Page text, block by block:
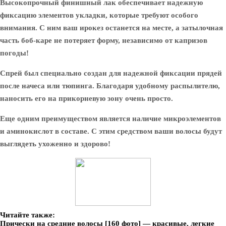
Высокопрочный финишный лак обеспечивает надежную
фиксацию элементов укладки, которые требуют особого
внимания. С ним ваш ирокез останется на месте, а затылочная
часть боб-каре не потеряет форму, независимо от капризов
погоды!
Спрей был специально создан для надежной фиксации прядей
после начеса или тюпинга. Благодаря удобному распылителю,
наносить его на прикорневую зону очень просто.
Еще одним преимуществом является наличие микроэлементов
и аминокислот в составе. С этим средством ваши волосы будут
выглядеть ухоженно и здорово!
Читайте также:
Прически на средние волосы [160 фото] — красивые, легкие